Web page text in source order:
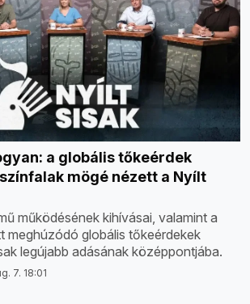
a globális tőkeérdek
mögé nézett a Nyílt
működésének kihívásai, valamint a
meghúzódó globális tőkeérdekek
legújabb adásának középpontjába.
7. 18:01